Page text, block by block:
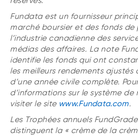
Fundata est un fournisseur
marché boursier et des fonds
l’industrie canadienne des
médias des affaires. La note
identifie les fonds qui ont
les meilleurs rendements ajustés
d’une année civile complète.
d’informations sur le système
visiter le site www.Fundata.com.
Les Trophées annuels
distinguent la « crème de la